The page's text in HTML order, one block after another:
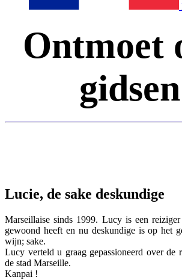
Ontmoet
gidsen
Lucie, de sake deskundige
Marseillaise sinds 1999. Lucy is een
gewoond heeft en nu deskundige is op het
wijn; sake.
Lucy verteld u graag gepassioneerd over de
de stad Marseille.
Kanpai !